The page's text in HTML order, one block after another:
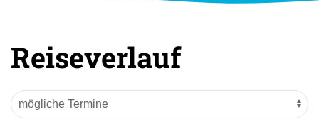
Reiseverlauf